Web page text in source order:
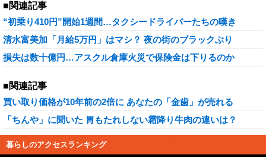
■関連記事
“初乗り410円”開始1週間…タクシードライバーたちの嘆き
清水富美加「月給5万円」はマシ？ 夜の街のブラックぶり
損失は数十億円…アスクル倉庫火災で保険金は下りるのか
■関連記事
買い取り価格が10年前の2倍に あなたの「金歯」が売れる
「ちんや」に聞いた 胃もたれしない霜降り牛肉の違いは？
暮らしのアクセスランキング